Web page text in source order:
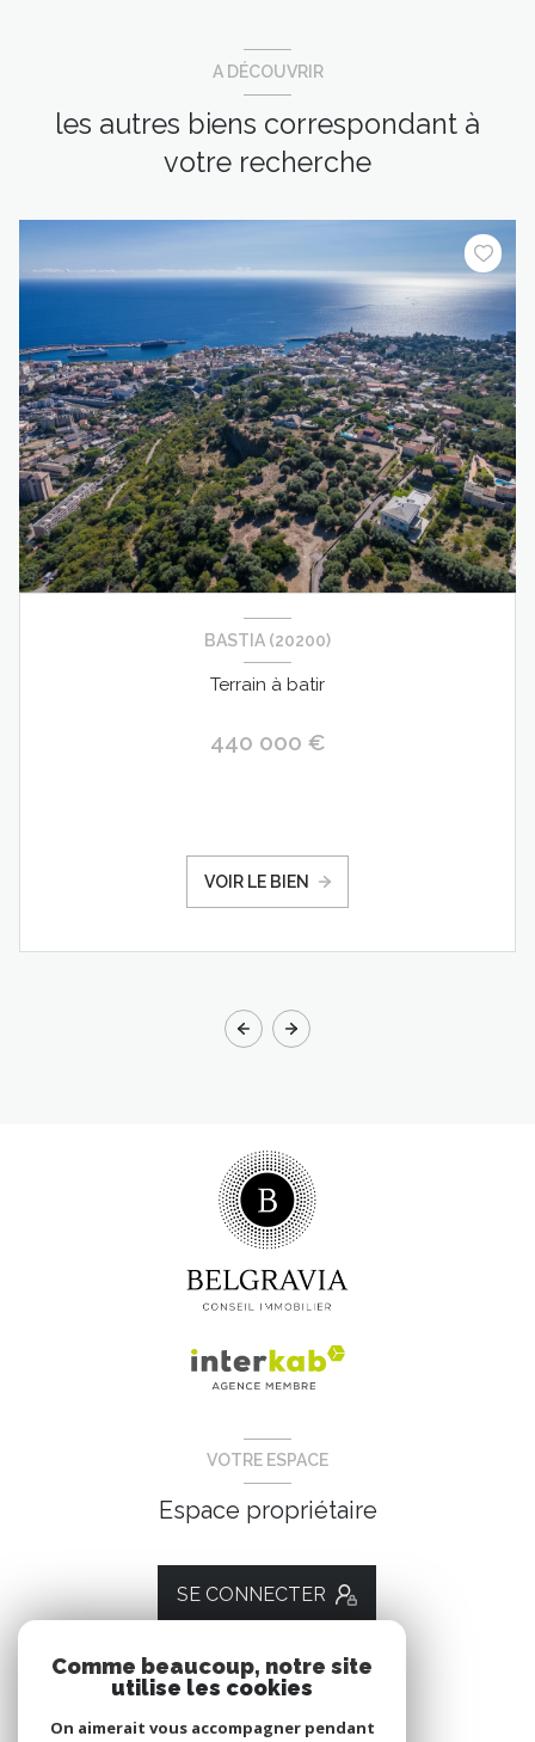
A DÉCOUVRIR
les autres biens correspondant à
votre recherche
BASTIA (20200)
Terrain à batir
440 000 €
VOIR LE BIEN
VOTRE ESPACE
Espace propriétaire
SE CONNECTER
ADHÉRENTS
Comme beaucoup, notre site
utilise les cookies
On aimerait vous accompagner pendant